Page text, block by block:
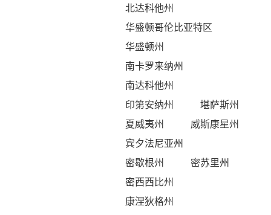
北达科他州
华盛顿哥伦比亚特区
华盛顿州
南卡罗来纳州
南达科他州
印第安纳州
堪萨斯州
夏威夷州
威斯康星州
宾夕法尼亚州
密歇根州
密苏里州
密西西比州
康涅狄格州